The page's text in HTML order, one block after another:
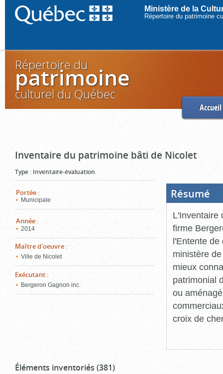
Ministère de la
Répertoire du patrimoine
Répertoire du
patrimoine
culturel du Québec
Accueil
Inventaire du patrimoine bâti de Nicolet
Type : Inventaire-évaluation
Portée :
Municipale
Année :
2014
Maître d'oeuvre :
Ville de Nicolet
Exécutant :
Bergeron Gagnon inc.
Résumé
L'Inventaire
firme
l'Entente de
ministère
mieux
patrimonial
ou
croix de
Éléments inventoriés (381)